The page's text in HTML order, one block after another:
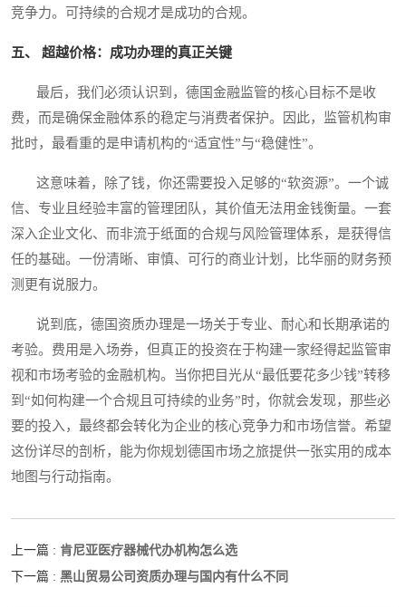
竞争力。可持续的合规才是成功的合规。
五、 超越价格：成功办理的真正关键
最后，我们必须认识到，德国金融监管的核心目标不是收
费，而是确保金融体系的稳定与消费者保护。因此，监管机构审
批时，最看重的是申请机构的“适宜性”与“稳健性”。
这意味着，除了钱，你还需要投入足够的“软资源”。一个诚
信、专业且经验丰富的管理团队，其价值无法用金钱衡量。一套
深入企业文化、而非流于纸面的合规与风险管理体系，是获得信
任的基础。一份清晰、审慎、可行的商业计划，比华丽的财务预
测更有说服力。
说到底，德国资质办理是一场关于专业、耐心和长期承诺的
考验。费用是入场券，但真正的投资在于构建一家经得起监管审
视和市场考验的金融机构。当你把目光从“最低要花多少钱”转移
到“如何构建一个合规且可持续的业务”时，你就会发现，那些必
要的投入，最终都会转化为企业的核心竞争力和市场信誉。希望
这份详尽的剖析，能为你规划德国市场之旅提供一张实用的成本
地图与行动指南。
上一篇 : 肯尼亚医疗器械代办机构怎么选
下一篇 : 黑山贸易公司资质办理与国内有什么不同